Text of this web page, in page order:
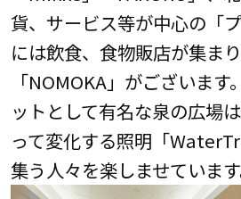
貨、サービス等が中心の「
には飲食、食物販店が集ま
「NOMOKA」がございま
ットとして有名な泉の広場
って変化する照明「
集う人々を楽しませています